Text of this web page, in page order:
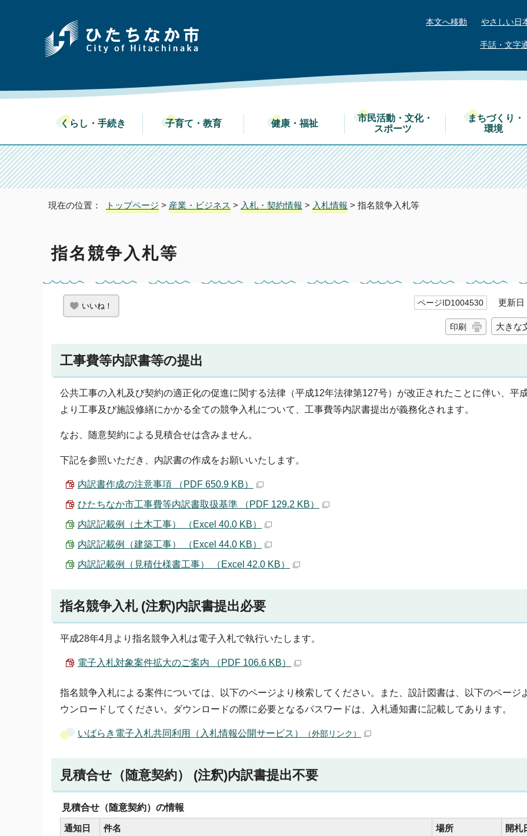
本文へ移動 やさしい日
手話・文字
くらし・手続き 子育て・教育 健康・福祉
市民活動・文化・
スポーツ
まちづくり・
環境
現在の位置： トップページ > 産業・ビジネス > 入札・契約情報 > 入札情報 > 指名競争入札等
指名競争入札等
いいね！ ページID1004530 更新日
印刷 大きな
工事費等内訳書等の提出
公共工事の入札及び契約の適正化の促進に関する法律（平成12年法律第127号）が改正されたことに伴い、平
より工事及び施設修繕にかかる全ての競争入札について、工事費等内訳書提出が義務化されます。
なお、随意契約による見積合せは含みません。
下記を参照いただき、内訳書の作成をお願いいたします。
内訳書作成の注意事項 （PDF 650.9 KB）
ひたちなか市工事費等内訳書取扱基準 （PDF 129.2 KB）
内訳記載例（土木工事） （Excel 40.0 KB）
内訳記載例（建築工事） （Excel 44.0 KB）
内訳記載例（見積仕様書工事） （Excel 42.0 KB）
指名競争入札 (注釈)内訳書提出必要
平成28年4月より指名競争入札は電子入札で執行いたします。
電子入札対象案件拡大のご案内 （PDF 106.6 KB）
指名競争入札による案件については、以下のページより検索してください。また、設計図書は、以下のページ
ウンロードしてください。ダウンロードの際に必要となるパスワードは、入札通知書に記載してあります。
いばらき電子入札共同利用（入札情報公開サービス） （外部リンク）
見積合せ（随意契約） (注釈)内訳書提出不要
見積合せ（随意契約）の情報
通知日 件名 場所
開札